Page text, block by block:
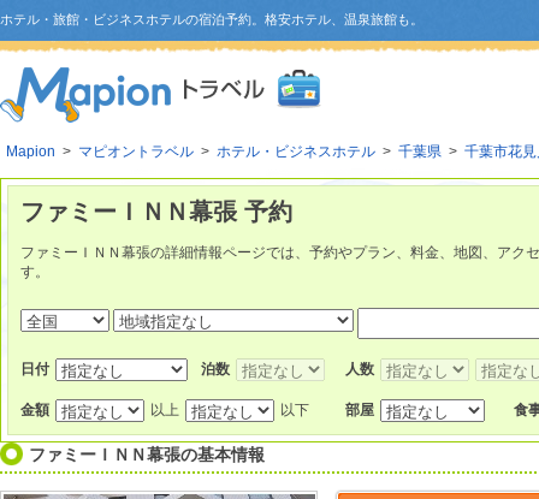
ホテル・旅館・ビジネスホテルの宿泊予約。格安ホテル、温泉旅館も。
Mapion > マピオントラベル > ホテル・ビジネスホテル > 千葉県 > 千葉市花
ファミーＩＮＮ幕張 予約
ファミーＩＮＮ幕張の詳細情報ページでは、予約やプラン、料金、地図、アク
す。
日付 泊数 人数
金額 以上 以下 部屋 食
ファミーＩＮＮ幕張の基本情報